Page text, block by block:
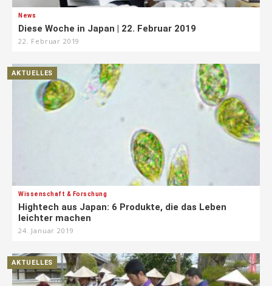
News
Diese Woche in Japan | 22. Februar 2019
22. Februar 2019
AKTUELLES
Wissenschaft & Forschung
Hightech aus Japan: 6 Produkte, die das Leben
leichter machen
24. Januar 2019
AKTUELLES